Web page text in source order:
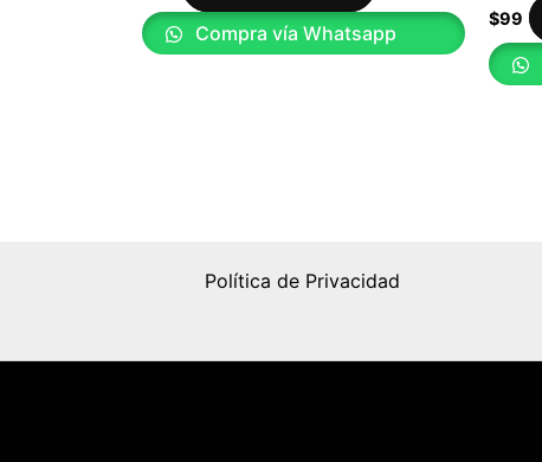
Compra vía Whatsapp
$99
Política de Privacidad